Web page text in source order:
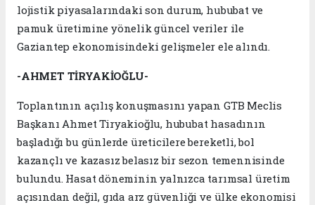
lojistik piyasalarındaki son durum, hububat ve
pamuk üretimine yönelik güncel veriler ile
Gaziantep ekonomisindeki gelişmeler ele alındı.
-AHMET TİRYAKİOĞLU-
Toplantının açılış konuşmasını yapan GTB Meclis
Başkanı Ahmet Tiryakioğlu, hububat hasadının
başladığı bu günlerde üreticilere bereketli, bol
kazançlı ve kazasız belasız bir sezon temennisinde
bulundu. Hasat döneminin yalnızca tarımsal üretim
açısından değil, gıda arz güvenliği ve ülke ekonomisi